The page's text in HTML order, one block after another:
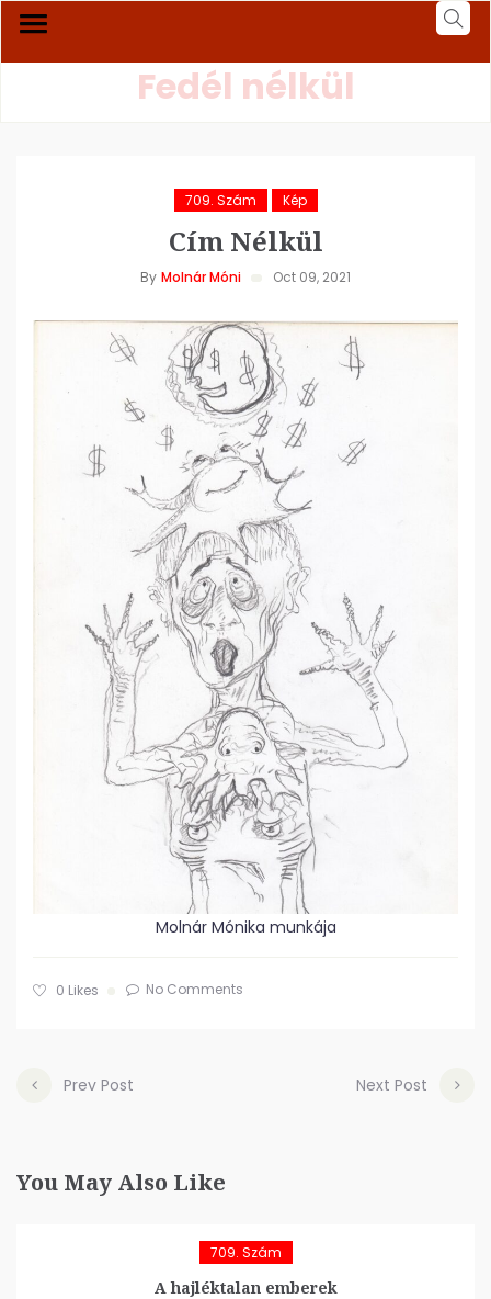
Fedél nélkül
709. Szám Kép
Cím Nélkül
By Molnár Móni Oct 09, 2021
Molnár Mónika munkája
0 Likes No Comments
Prev Post Next Post
You May Also Like
709. Szám
A hajléktalan emberek